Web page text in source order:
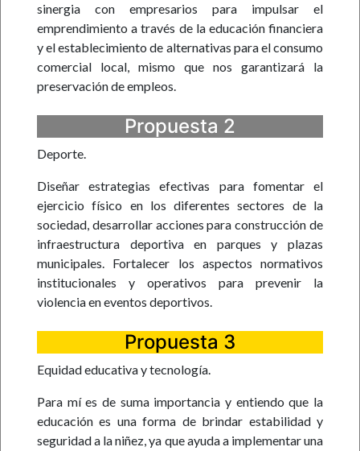
sinergia con empresarios para impulsar el
emprendimiento a través de la educación financiera
y el establecimiento de alternativas para el consumo
comercial local, mismo que nos garantizará la
preservación de empleos.
Propuesta 2
Deporte.
Diseñar estrategias efectivas para fomentar el
ejercicio físico en los diferentes sectores de la
sociedad, desarrollar acciones para construcción de
infraestructura deportiva en parques y plazas
municipales. Fortalecer los aspectos normativos
institucionales y operativos para prevenir la
violencia en eventos deportivos.
Propuesta 3
Equidad educativa y tecnología.
Para mí es de suma importancia y entiendo que la
educación es una forma de brindar estabilidad y
seguridad a la niñez, ya que ayuda a implementar una